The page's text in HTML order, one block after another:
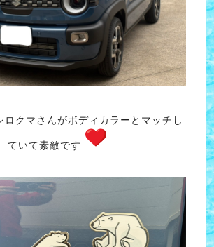
ロクマさんがボディカラーとマッチし
ていて素敵です